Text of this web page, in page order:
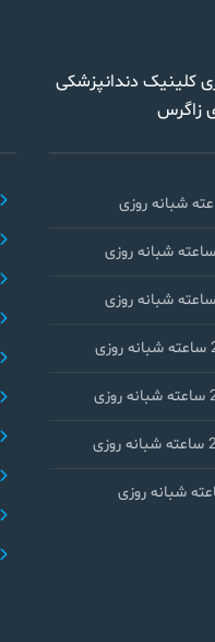
کلینیک دندانپزشکی
زاگرس